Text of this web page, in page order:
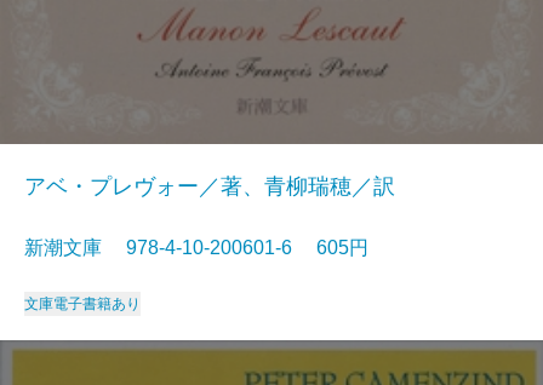
アベ・プレヴォー／著、青柳瑞穂／訳
新潮文庫 978-4-10-200601-6 605円
文庫電子書籍あり